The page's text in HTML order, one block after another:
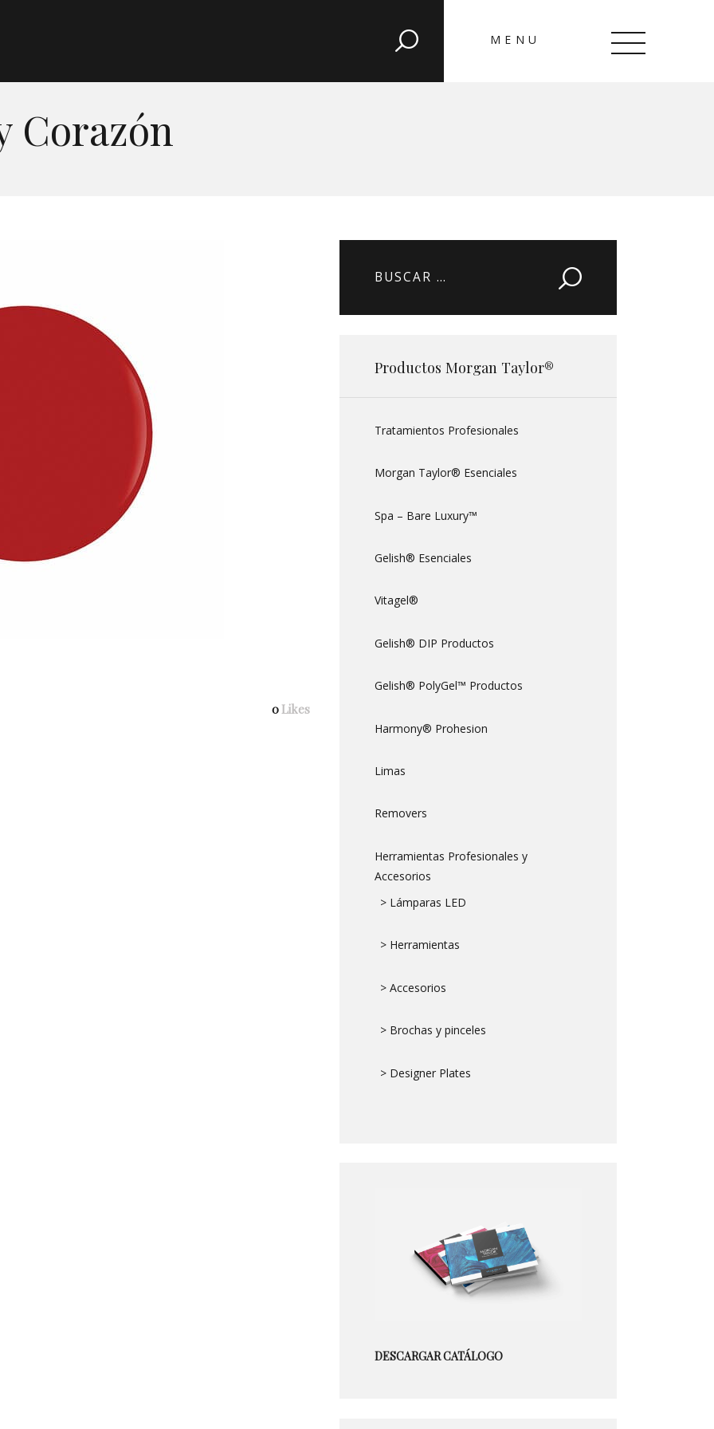
MENU
Corazón
CLOSE
Sistemas Profesionales
Cartas de Color
0 Likes
Buscar:
Productos Morgan Taylor®
Tratamientos Profesionales
Morgan Taylor® Esenciales
Spa – Bare Luxury™
Gelish® Esenciales
Vitagel®
Gelish® DIP Productos
Gelish® PolyGel™ Productos
Harmony® Prohesion
Limas
Removers
Herramientas Profesionales y
Accesorios
> Lámparas LED
> Herramientas
> Accesorios
> Brochas y pinceles
> Designer Plates
DESCARGAR CATÁLOGO